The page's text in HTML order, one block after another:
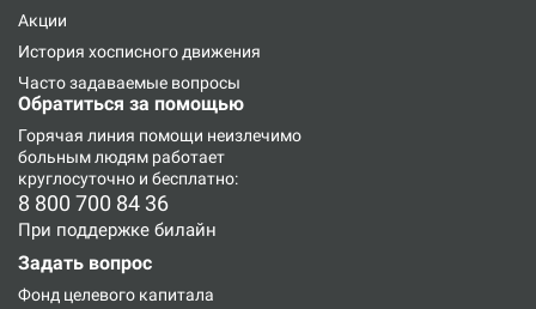
Акции
История хосписного движения
Часто задаваемые вопросы
Обратиться за помощью
Горячая линия помощи неизлечимо
больным людям работает
круглосуточно и бесплатно:
8 800 700 84 36
При поддержке билайн
Задать вопрос
Фонд целевого капитала